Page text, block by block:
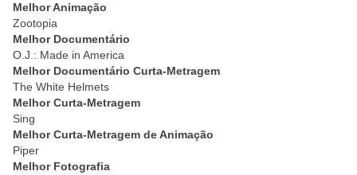
Melhor Animação
Zootopia
Melhor Documentário
O.J.: Made in America
Melhor Documentário Curta-Metragem
The White Helmets
Melhor Curta-Metragem
Sing
Melhor Curta-Metragem de Animação
Piper
Melhor Fotografia